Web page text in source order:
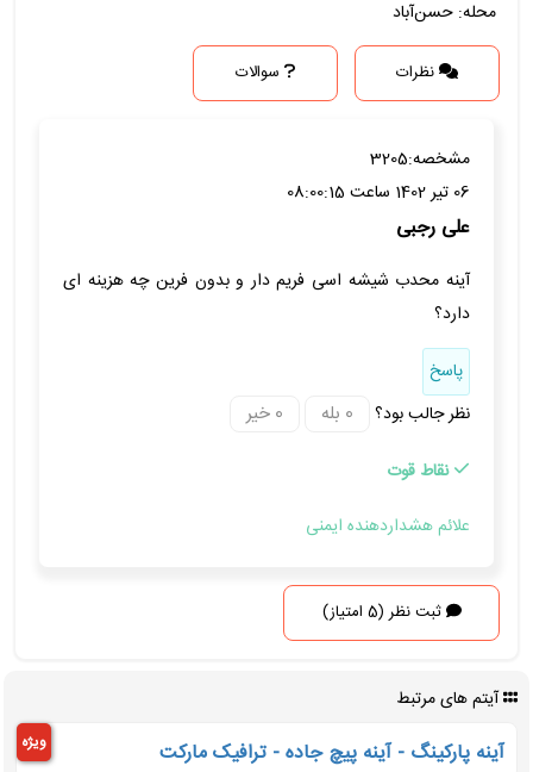
محله: حسن‌آباد
نظرات سوالات
مشخصه:3205
06 تیر 1402 ساعت 08:00:15
علی رجبی
آینه محدب شیشه اسی فریم دار و بدون فرین چه هزینه ای
دارد؟
پاسخ
نظر جالب بود؟
نقاط قوت
علائم هشداردهنده ایمنی
ثبت نظر (5 امتیاز)
آیتم های مرتبط
آینه پارکینگ - آینه پیچ جاده - ترافیک مارکت ویژه